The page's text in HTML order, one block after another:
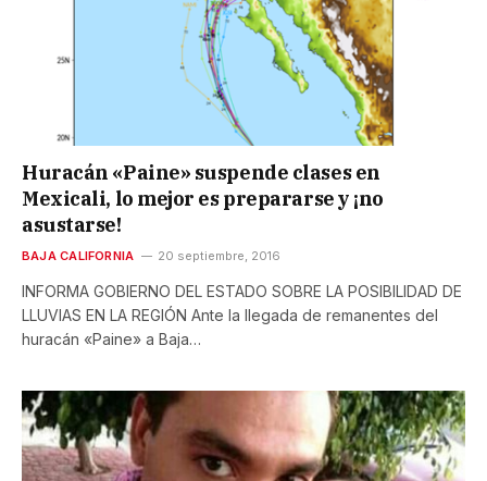
Huracán «Paine» suspende clases en
Mexicali, lo mejor es prepararse y ¡no
asustarse!
BAJA CALIFORNIA 20 septiembre, 2016
INFORMA GOBIERNO DEL ESTADO SOBRE LA POSIBILIDAD DE
LLUVIAS EN LA REGIÓN Ante la llegada de remanentes del
huracán «Paine» a Baja…